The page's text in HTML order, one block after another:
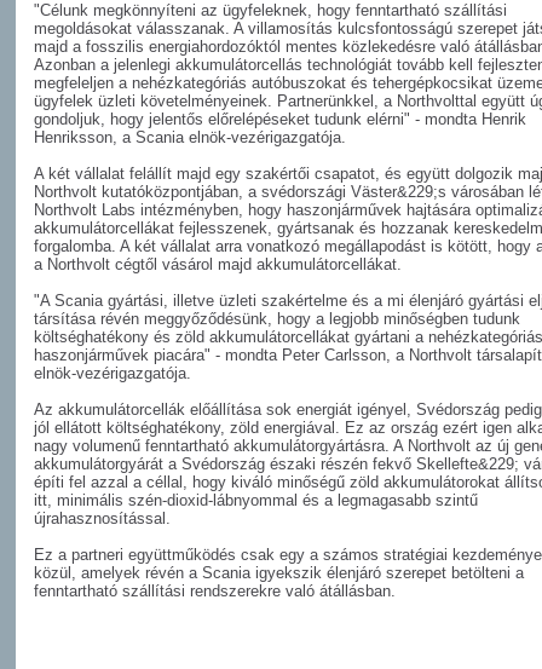
"Célunk megkönnyíteni az ügyfeleknek, hogy fenntartható szállítási
megoldásokat válasszanak. A villamosítás kulcsfontosságú szerepet
majd a fosszilis energiahordozóktól mentes közlekedésre való
Azonban a jelenlegi akkumulátorcellás technológiát tovább kell
megfeleljen a nehézkategóriás autóbuszokat és tehergépkocsikat
ügyfelek üzleti követelményeinek. Partnerünkkel, a Northvolttal együtt
gondoljuk, hogy jelentős előrelépéseket tudunk elérni" - mondta Henrik
Henriksson, a Scania elnök-vezérigazgatója.
A két vállalat felállít majd egy szakértői csapatot, és együtt dolgozik
Northvolt kutatóközpontjában, a svédországi Väster&229;s városában
Northvolt Labs intézményben, hogy haszonjárművek hajtására
akkumulátorcellákat fejlesszenek, gyártsanak és hozzanak
forgalomba. A két vállalat arra vonatkozó megállapodást is kötött, hogy
a Northvolt cégtől vásárol majd akkumulátorcellákat.
"A Scania gyártási, illetve üzleti szakértelme és a mi élenjáró gyártási
társítása révén meggyőződésünk, hogy a legjobb minőségben tudunk
költséghatékony és zöld akkumulátorcellákat gyártani a nehézkategóriás
haszonjárművek piacára" - mondta Peter Carlsson, a Northvolt
elnök-vezérigazgatója.
Az akkumulátorcellák előállítása sok energiát igényel, Svédország
jól ellátott költséghatékony, zöld energiával. Ez az ország ezért igen
nagy volumenű fenntartható akkumulátorgyártásra. A Northvolt az új
akkumulátorgyárát a Svédország északi részén fekvő Skellefte&229;
építi fel azzal a céllal, hogy kiváló minőségű zöld akkumulátorokat
itt, minimális szén-dioxid-lábnyommal és a legmagasabb szintű
újrahasznosítással.
Ez a partneri együttműködés csak egy a számos stratégiai
közül, amelyek révén a Scania igyekszik élenjáró szerepet betölteni a
fenntartható szállítási rendszerekre való átállásban.